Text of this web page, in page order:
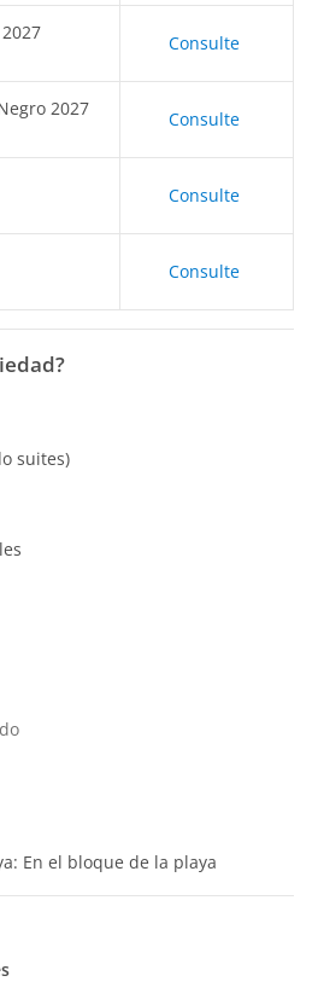
Consulte
2027 Consulte
Consulte
Consulte
suites)
En el bloque de la playa